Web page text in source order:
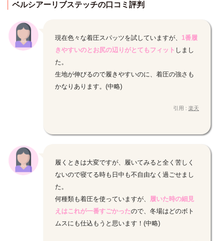
ベルシアーリブステッチの口コミ評判
現在色々な着圧スパッツを試していますが、 1番履
きやすいのとお尻の辺りがとてもフィット しまし
た。
生地が伸びるので履きやすいのに、着圧の強さも
かなりあります。(中略)
引用 : 楽天
履くときは大変ですが、履いてみると全く苦しく
ないので寝てる時も日中も不自由なく過ごせまし
た。
何種類も着圧を使っていますが、 履いた時の細見
えはこれが一番すごかったので、冬場はどのボト
ムスにも仕込もうと思います！(中略)